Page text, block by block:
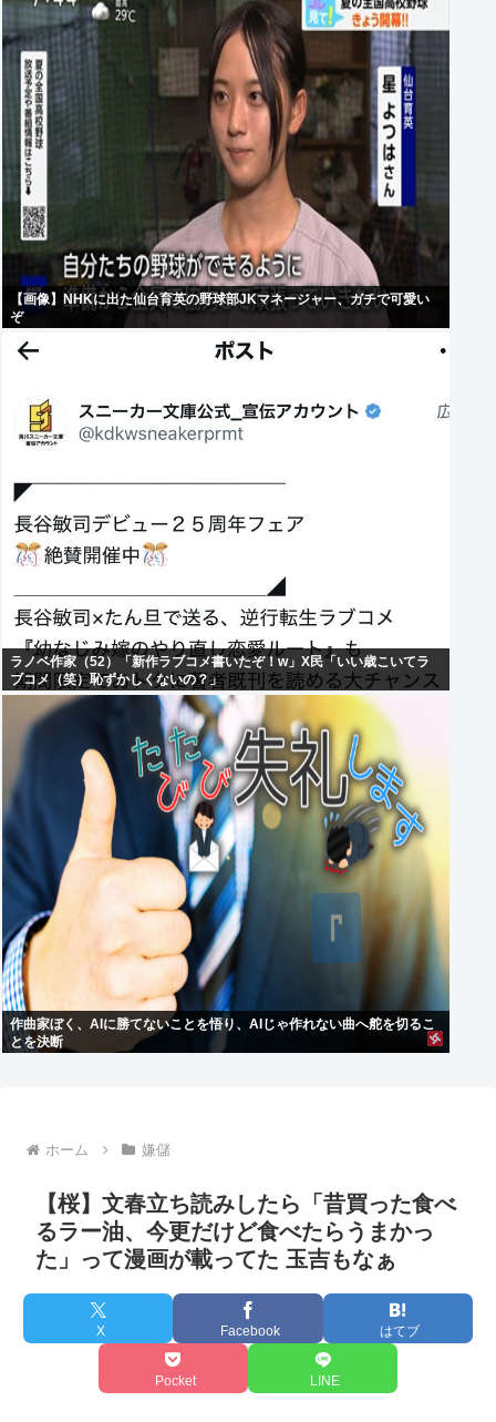
【画像】NHKに出た仙台育英の野球部JKマネージャー、ガチで可愛い
ぞ
ラノベ作家（52）「新作ラブコメ書いたぞ！w」X民「いい歳こいてラ
ブコメ（笑）恥ずかしくないの？」
作曲家ぼく、AIに勝てないことを悟り、AIじゃ作れない曲へ舵を切るこ
とを決断
ホーム 嫌儲
【桜】文春立ち読みしたら「昔買った食べ
るラー油、今更だけど食べたらうまかっ
た」って漫画が載ってた 玉吉もなぁ
X Facebook はてブ
Pocket LINE